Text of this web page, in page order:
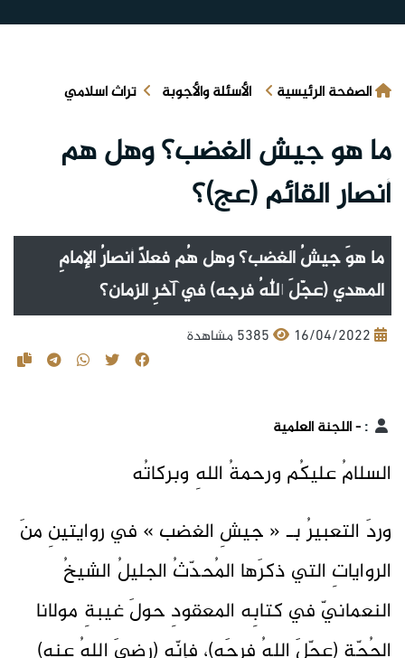
الصفحة الرئيسية الأسئلة والأجوبة تراث اسلامي
ما هو جيش الغضب؟ وهل هم
أنصار القائم (عج)؟
ما هوَ جيشُ الغضب؟ وهل هُم فعلاً أنصارُ الإمامِ
المهدي (عجّلَ اللهُ فرجه) في آخرِ الزمان؟
16/04/2022 5385 مشاهدة
:- اللجنة العلمية
السلامُ عليكُم ورحمةُ اللهِ وبركاتُه
وردَ التعبيرُ بـ « جيشِ الغضب » في روايتينِ منَ
الرواياتِ التي ذكرَها المُحدّثُ الجليلُ الشيخُ
النعمانيّ في كتابِه المعقودِ حولَ غيبةِ مولانا